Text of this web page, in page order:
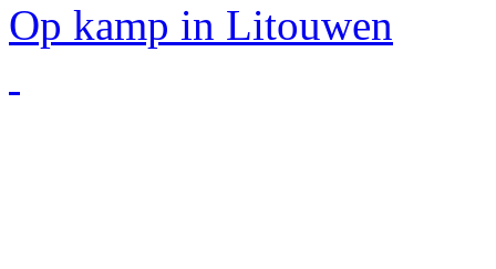
Op kamp in Litouwen